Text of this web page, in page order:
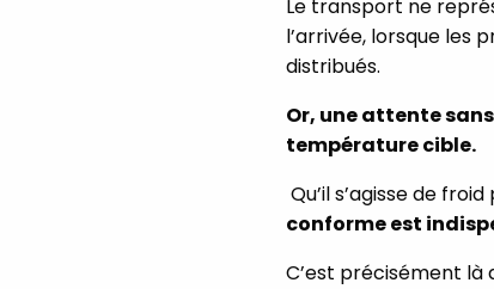
Le transport ne
l’arrivée, lorsque les
distribués.
Or, une attente
température cible.
Qu’il s’agisse de
conforme est
C’est précisément là